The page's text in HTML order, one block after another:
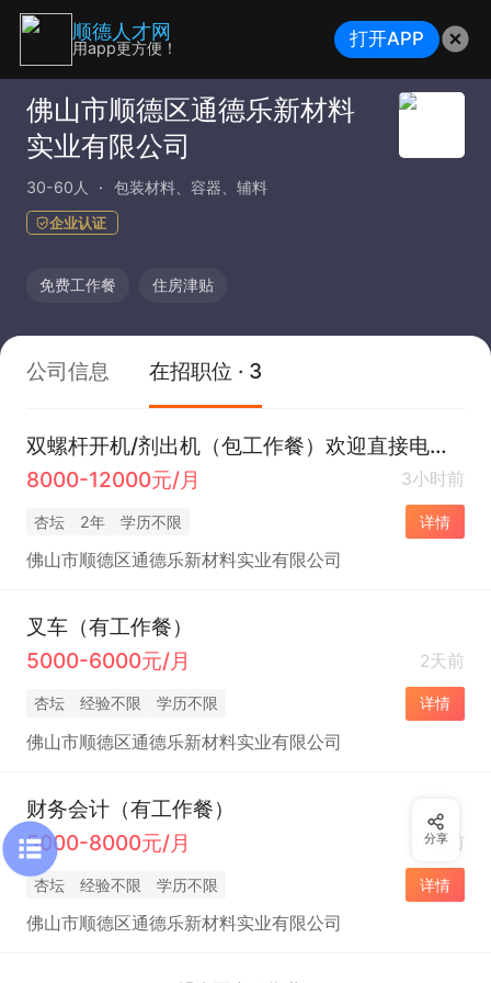
佛山市顺德区通德乐新材料
实业有限公司
30-60人 包装材料、容器、辅料
企业认证
免费工作餐 住房津贴
公司信息 在招职位 · 3
双螺杆开机/剂出机（包工作餐）欢迎直接电话联系
8000-12000元/月
3小时前
杏坛 2年 学历不限 详情
佛山市顺德区通德乐新材料实业有限公司
叉车（有工作餐）
5000-6000元/月
2天前
杏坛 经验不限 学历不限 详情
佛山市顺德区通德乐新材料实业有限公司
财务会计（有工作餐）
5000-8000元/月
12天前
杏坛 经验不限 学历不限 详情
佛山市顺德区通德乐新材料实业有限公司
分享
顺德人才网
用app更方便！ 打开APP